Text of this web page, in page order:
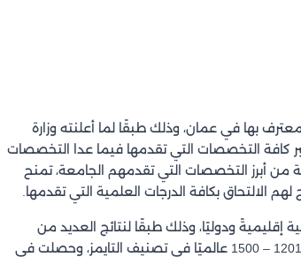
بها في عمان، وذلك طبقًا لما أعلنته وزارة
كافة التخصصات التي تقدمها فيما عدا التخصصات
أبرز التخصصات التي تقدمهم الجامعة، تمنح
الالتحاق بكافة الدرجات العلمية التي تقدمها.
ودوليًا، وذلك طبقًا لنتائج العديد من
التصنيفات العالمية للجامعات، فقد جاءت الجامعة في المركز 1201 – 1500 عالميًا في تصنيف التايمز، وحصلت في